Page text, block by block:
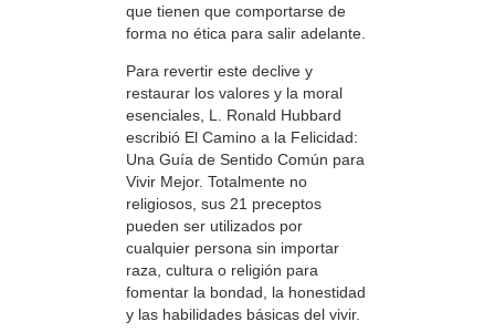
que tienen que comportarse de
forma no ética para salir adelante.
Para revertir este declive y
restaurar los valores y la moral
esenciales, L. Ronald Hubbard
escribió El Camino a la Felicidad:
Una Guía de Sentido Común para
Vivir Mejor. Totalmente no
religiosos, sus 21 preceptos
pueden ser utilizados por
cualquier persona sin importar
raza, cultura o religión para
fomentar la bondad, la honestidad
y las habilidades básicas del vivir.